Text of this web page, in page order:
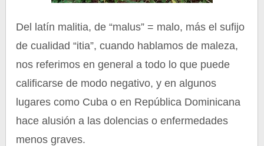
Del latín malitia, de “malus” = malo, más el sufijo
de cualidad “itia”, cuando hablamos de maleza,
nos referimos en general a todo lo que puede
calificarse de modo negativo, y en algunos
lugares como Cuba o en República Dominicana
hace alusión a las dolencias o enfermedades
menos graves.